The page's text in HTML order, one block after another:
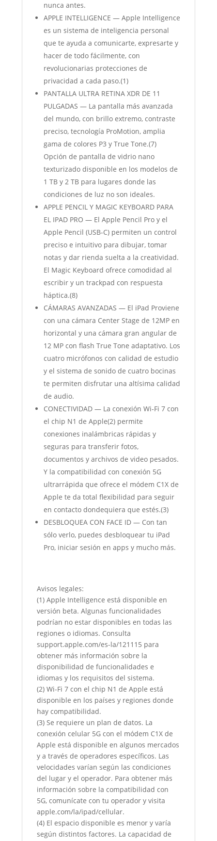
nunca antes.
APPLE INTELLIGENCE — Apple Intelligence
es un sistema de inteligencia personal
que te ayuda a comunicarte, expresarte y
hacer de todo fácilmente, con
revolucionarias protecciones de
privacidad a cada paso.(1)
PANTALLA ULTRA RETINA XDR DE 11
PULGADAS — La pantalla más avanzada
del mundo, con brillo extremo, contraste
preciso, tecnología ProMotion, amplia
gama de colores P3 y True Tone.(7)
Opción de pantalla de vidrio nano
texturizado disponible en los modelos de
1 TB y 2 TB para lugares donde las
condiciones de luz no son ideales.
APPLE PENCIL Y MAGIC KEYBOARD PARA
EL IPAD PRO — El Apple Pencil Pro y el
Apple Pencil (USB-C) permiten un control
preciso e intuitivo para dibujar, tomar
notas y dar rienda suelta a la creatividad.
El Magic Keyboard ofrece comodidad al
escribir y un trackpad con respuesta
háptica.(8)
CÁMARAS AVANZADAS — El iPad Proviene
con una cámara Center Stage de 12MP en
horizontal y una cámara gran angular de
12 MP con flash True Tone adaptativo. Los
cuatro micrófonos con calidad de estudio
y el sistema de sonido de cuatro bocinas
te permiten disfrutar una altísima calidad
de audio.
CONECTIVIDAD — La conexión Wi‐Fi 7 con
el chip N1 de Apple(2) permite
conexiones inalámbricas rápidas y
seguras para transferir fotos,
documentos y archivos de video pesados.
Y la compatibilidad con conexión 5G
ultrarrápida que ofrece el módem C1X de
Apple te da total flexibilidad para seguir
en contacto dondequiera que estés.(3)
DESBLOQUEA CON FACE ID — Con tan
sólo verlo, puedes desbloquear tu iPad
Pro, iniciar sesión en apps y mucho más.
Avisos legales:
(1) Apple Intelligence está disponible en
versión beta. Algunas funcionalidades
podrían no estar disponibles en todas las
regiones o idiomas. Consulta
support.apple.com/es-la/121115 para
obtener más información sobre la
disponibilidad de funcionalidades e
idiomas y los requisitos del sistema.
(2) Wi-Fi 7 con el chip N1 de Apple está
disponible en los países y regiones donde
hay compatibilidad.
(3) Se requiere un plan de datos. La
conexión celular 5G con el módem C1X de
Apple está disponible en algunos mercados
y a través de operadores específicos. Las
velocidades varían según las condiciones
del lugar y el operador. Para obtener más
información sobre la compatibilidad con
5G, comunícate con tu operador y visita
apple.com/la/ipad/cellular.
(4) El espacio disponible es menor y varía
según distintos factores. La capacidad de